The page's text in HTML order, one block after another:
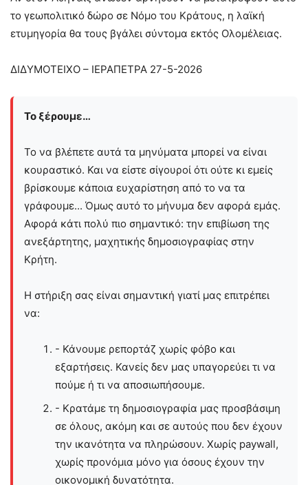
το γεωπολιτικό δώρο σε Νόμο του Κράτους, η λαϊκή
ετυμηγορία θα τους βγάλει σύντομα εκτός Ολομέλειας.
ΔΙΔΥΜΟΤΕΙΧΟ – ΙΕΡΑΠΕΤΡΑ 27-5-2026
Το ξέρουμε…
Το να βλέπετε αυτά τα μηνύματα μπορεί να είναι
κουραστικό. Και να είστε σίγουροί ότι ούτε κι εμείς
βρίσκουμε κάποια ευχαρίστηση από το να τα
γράφουμε... Όμως αυτό το μήνυμα δεν αφορά εμάς.
Αφορά κάτι πολύ πιο σημαντικό: την επιβίωση της
ανεξάρτητης, μαχητικής δημοσιογραφίας στην
Kρήτη.
Η στήριξη σας είναι σημαντική γιατί μας επιτρέπει
να:
- Κάνουμε ρεπορτάζ χωρίς φόβο και
εξαρτήσεις. Κανείς δεν μας υπαγορεύει τι να
πούμε ή τι να αποσιωπήσουμε.
- Κρατάμε τη δημοσιογραφία μας προσβάσιμη
σε όλους, ακόμη και σε αυτούς που δεν έχουν
την ικανότητα να πληρώσουν. Χωρίς paywall,
χωρίς προνόμια μόνο για όσους έχουν την
οικονομική δυνατότητα.